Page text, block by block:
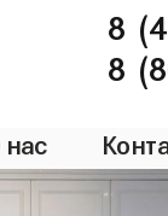
8
8
нас